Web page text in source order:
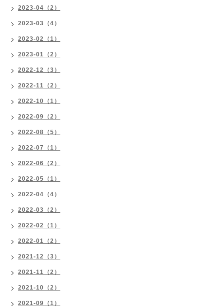
2023-04（2）
2023-03（4）
2023-02（1）
2023-01（2）
2022-12（3）
2022-11（2）
2022-10（1）
2022-09（2）
2022-08（5）
2022-07（1）
2022-06（2）
2022-05（1）
2022-04（4）
2022-03（2）
2022-02（1）
2022-01（2）
2021-12（3）
2021-11（2）
2021-10（2）
2021-09（1）